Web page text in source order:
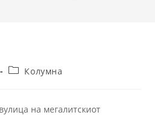
Колумна
на мегалитскиот